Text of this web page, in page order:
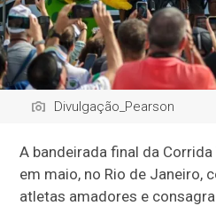
Divulgação_Pearson
A bandeirada final da
em maio, no Rio de Janeiro,
atletas amadores e